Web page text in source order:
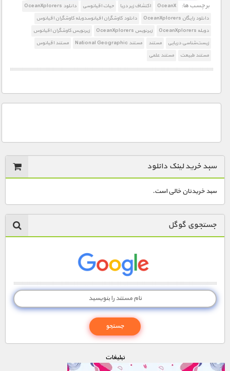
برچسب ها: OceanX اکتشاف زیر دریا حیات اقیانوسی
دانلود OceanXplorers
دانلود رایگان OceanXplorers
دانلود کاوشگران اقیانوسدوبله کاوشگران اقیانوس
دوبله OceanXplorers
زیرنویس OceanXplorers
زیرنویس کاوشگران اقیانوس
زیست‌شناسی دریایی
مستند مستند National Geographic
مستند اقیانوس
مستند طبیعت
مستند علمی
سبد خرید لینک دانلود
سبد خریدتان خالی است.
جستجوی گوگل
تبليغات